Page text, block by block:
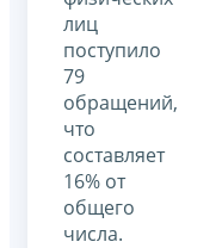
лиц
поступило
79
обращений,
что
составляет
16% от
общего
числа.